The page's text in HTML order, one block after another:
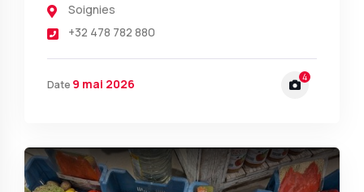
Soignies
+32 478 782 880
Date 9 mai 2026 4